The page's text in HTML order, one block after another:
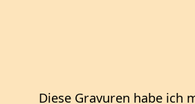
Diese Gravuren habe ich